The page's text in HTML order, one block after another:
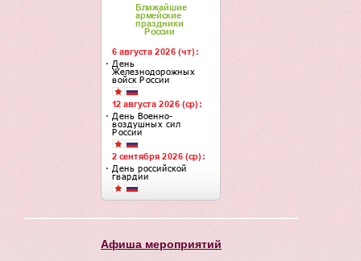
Афиша мероприятий